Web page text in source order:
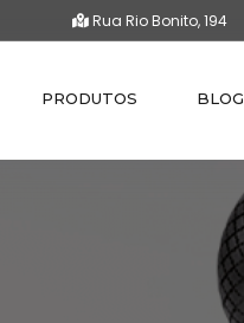
Rua Rio Bonito, 194
PRODUTOS BLOG